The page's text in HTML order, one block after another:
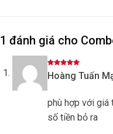
1 đánh giá cho
Được xếp
hạng5 5
Hoàng Tuấn
phù hợp với giá
số tiền bỏ ra